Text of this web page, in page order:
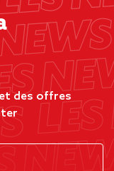
des offres